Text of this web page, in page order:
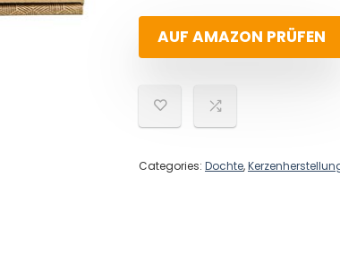
AUF AMAZON PRÜFEN
Categories: Dochte,